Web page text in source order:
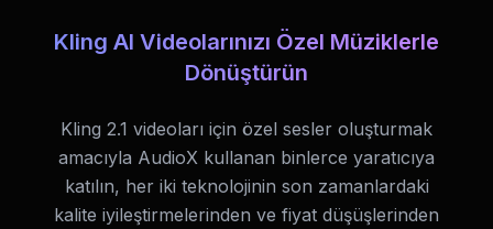
Kling AI Videolarınızı Özel Müziklerle
Dönüştürün
Kling 2.1 videoları için özel sesler oluşturmak
amacıyla AudioX kullanan binlerce yaratıcıya
katılın, her iki teknolojinin son zamanlardaki
kalite iyileştirmelerinden ve fiyat düşüşlerinden